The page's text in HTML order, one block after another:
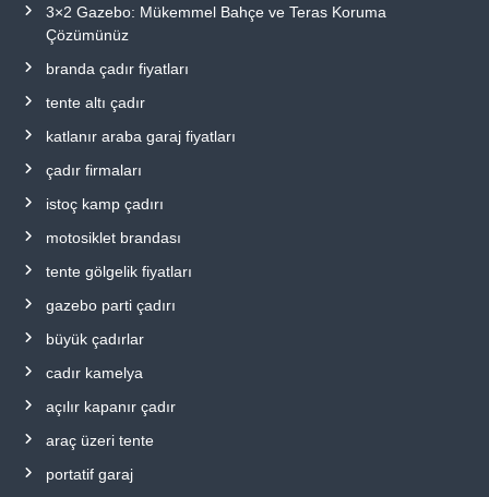
3×2 Gazebo: Mükemmel Bahçe ve Teras Koruma
Çözümünüz
branda çadır fiyatları
tente altı çadır
katlanır araba garaj fiyatları
çadır firmaları
istoç kamp çadırı
motosiklet brandası
tente gölgelik fiyatları
gazebo parti çadırı
büyük çadırlar
cadır kamelya
açılır kapanır çadır
araç üzeri tente
portatif garaj